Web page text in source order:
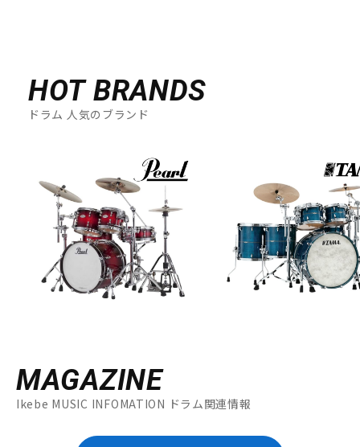
HOT BRANDS
ドラム 人気のブランド
MAGAZINE
Ikebe MUSIC INFOMATION ドラム関連情報